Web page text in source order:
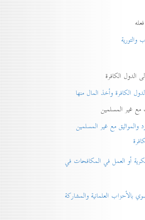
الكافرة
وأخذ المال منها
غير المسلمين
مع غير المسلمين
أو العمل في المكافحات في
العلمانية والمشاركة